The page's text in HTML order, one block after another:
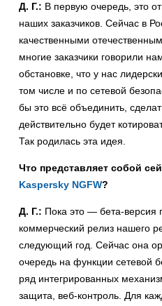
Д. Г.: В первую очередь, это
наших заказчиков. Сейчас в
качественными
многие заказчики говорили
обстановке, что у нас
том числе и по сетевой
бы это всё объединить,
действительно будет
Так родилась эта идея.
Что представляет собой
Kaspersky NGFW?
Д. Г.: Пока это — бета-версия
коммерческий релиз нашего
следующий год. Сейчас она
очередь на функции сетевой
ряд интегрированных
защита, веб-контроль. Для